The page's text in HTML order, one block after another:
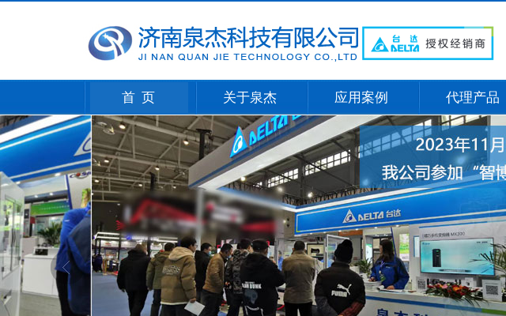
首 页 关于泉杰 应用案例 代理产品